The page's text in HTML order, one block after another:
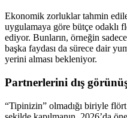
Ekonomik zorluklar tahmin
uygulamaya göre bütçe odaklı
ediyor. Bunların, örneğin
başka faydası da sürece dair
yerini alması bekleniyor.
Partnerlerini dış
“Tipinizin” olmadığı biriyle